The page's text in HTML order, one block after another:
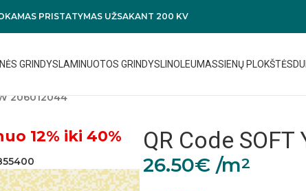
PRISTATYMAS UŽSAKANT 200 KV
GRINDYS LAMINUOTOS GRINDYS LINOLEUMASSIENŲ PLOKŠTĖS
206012044
12% iki 40% QR Code
26.50€ /m2